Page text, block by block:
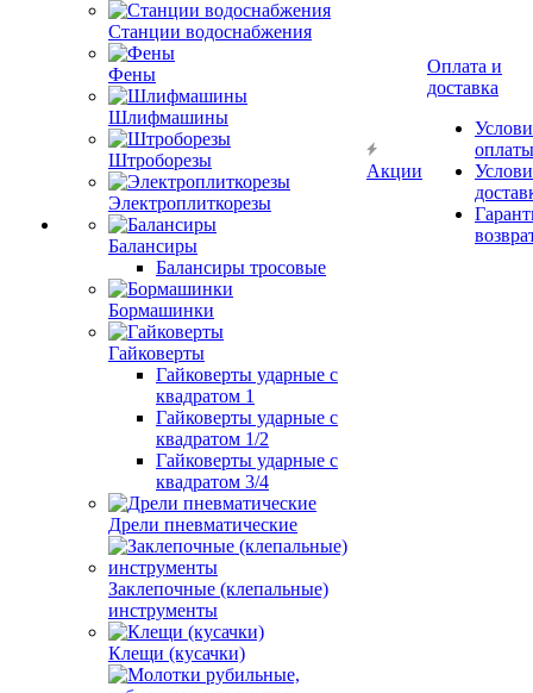
Станции водоснабжения
Фены
Шлифмашины
Штроборезы
Электроплиткорезы
Балансиры
Балансиры тросовые
Бормашинки
Гайковерты
Гайковерты ударные с
квадратом 1
Гайковерты ударные с
квадратом 1/2
Гайковерты ударные с
квадратом 3/4
Дрели пневматические
Заклепочные (клепальные)
инструменты
Клещи (кусачки)
Акции
Оплата и
доставка
оплаты